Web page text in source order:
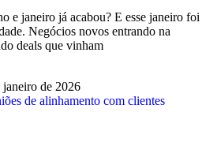
e janeiro já acabou? E esse janeiro foi
Negócios novos entrando na
deals que vinham
janeiro de 2026